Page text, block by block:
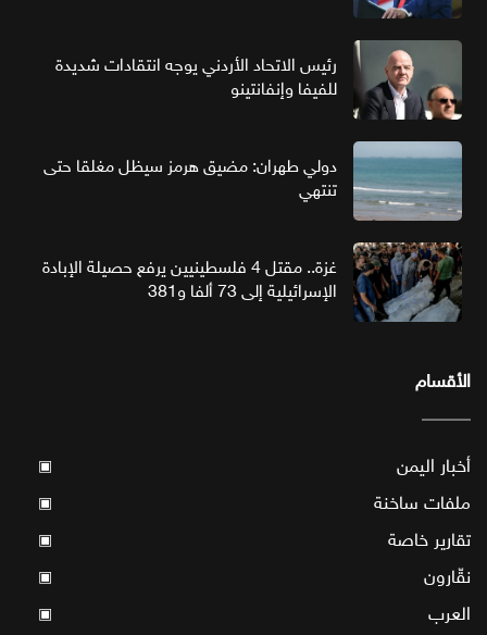
رئيس الاتحاد الأردني يوجه انتقادات شديدة
للفيفا وإنفانتينو
دولي طهران: مضيق هرمز سيظل مغلقا حتى
تنتهي
غزة.. مقتل 4 فلسطينيين يرفع حصيلة الإبادة
الإسرائيلية إلى 73 ألفا و381
الأقسام
أخبار اليمن ▣
ملفات ساخنة ▣
تقارير خاصة ▣
نقّارون ▣
العرب ▣